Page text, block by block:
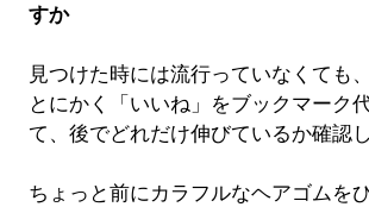
すか
見つけた時には流行っていなくても
とにかく「いいね」をブックマーク
て、後でどれだけ伸びているか確認し
ちょっと前にカラフルなヘアゴムを